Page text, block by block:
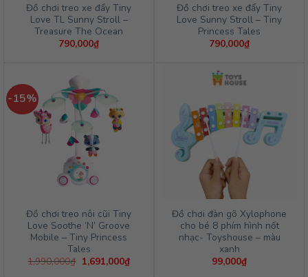
Đồ chơi treo xe đẩy Tiny
Love TL Sunny Stroll –
Treasure The Ocean
790,000₫
Đồ chơi treo xe đẩy Tiny
Love Sunny Stroll – Tiny
Princess Tales
790,000₫
-15%
Đồ chơi treo nôi cũi Tiny
Love Soothe ‘N’ Groove
Mobile – Tiny Princess
Tales
1,990,000₫ Giá
gốc
1,691,000₫Giá
hiện
Đồ chơi đàn gõ Xylophone
cho bé 8 phím hình nốt
nhạc- Toyshouse – màu
xanh
99,000₫